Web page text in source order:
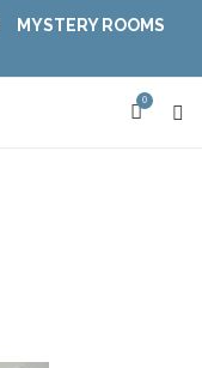
MYSTERY ROOMS
0